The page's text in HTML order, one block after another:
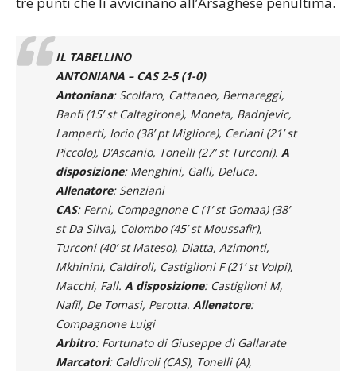
IL TABELLINO
ANTONIANA – CAS 2-5 (1-0)
Antoniana: Scolfaro, Cattaneo, Bernareggi,
Banfi (15’ st Caltagirone), Moneta, Badnjevic,
Lamperti, Iorio (38’ pt Migliore), Ceriani (21’ st
Piccolo), D’Ascanio, Tonelli (27’ st Turconi). A
disposizione: Menghini, Galli, Deluca.
Allenatore: Senziani
CAS: Ferni, Compagnone C (1’ st Gomaa) (38’
st Da Silva), Colombo (45’ st Moussafir),
Turconi (40’ st Mateso), Diatta, Azimonti,
Mkhinini, Caldiroli, Castiglioni F (21’ st Volpi),
Macchi, Fall. A disposizione: Castiglioni M,
Nafil, De Tomasi, Perotta. Allenatore:
Compagnone Luigi
Arbitro: Fortunato di Giuseppe di Gallarate
Marcatori: Caldiroli (CAS), Tonelli (A),